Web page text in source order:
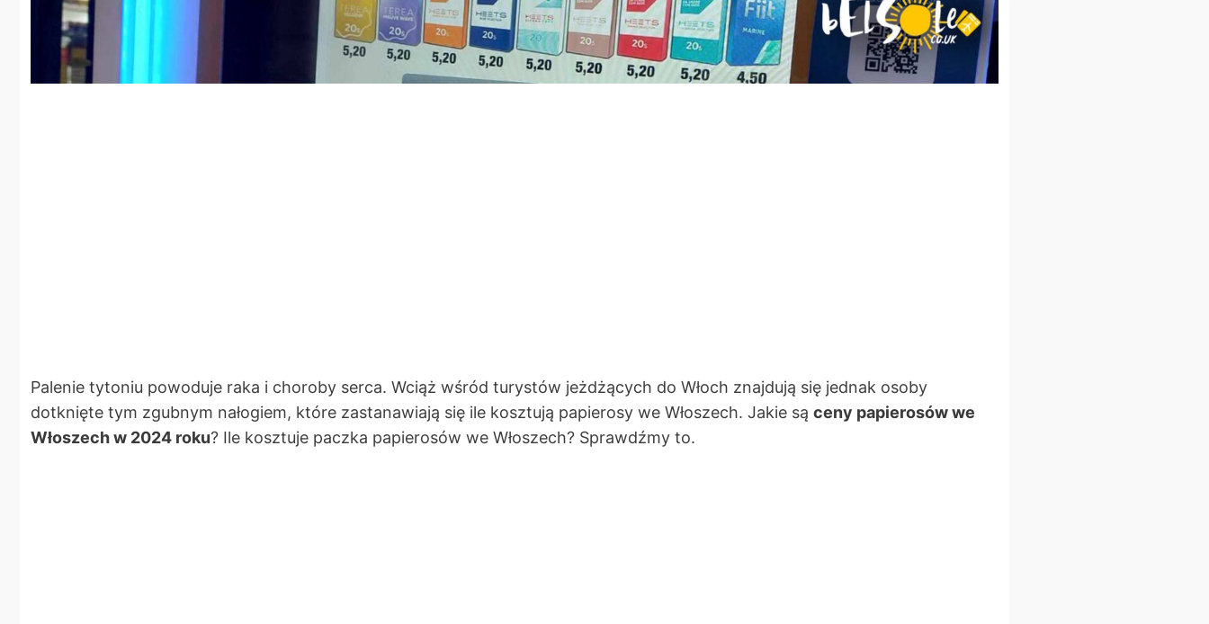
Palenie tytoniu powoduje raka i choroby serca. Wciąż wśród turystów jeżdżących do Włoch znajdują się jednak osoby
dotknięte tym zgubnym nałogiem, które zastanawiają się ile kosztują papierosy we Włoszech. Jakie są ceny papierosów we
Włoszech w 2024 roku? Ile kosztuje paczka papierosów we Włoszech? Sprawdźmy to.